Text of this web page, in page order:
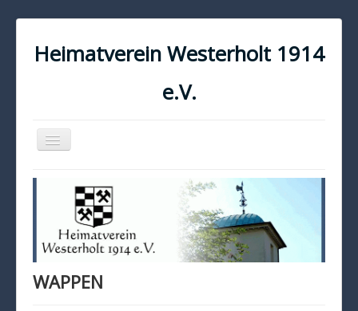
Heimatverein Westerholt 1914
e.V.
Navigation
an/aus
KONTAKT
IMPRESSUM
DATENSCHUTZ
WAPPEN